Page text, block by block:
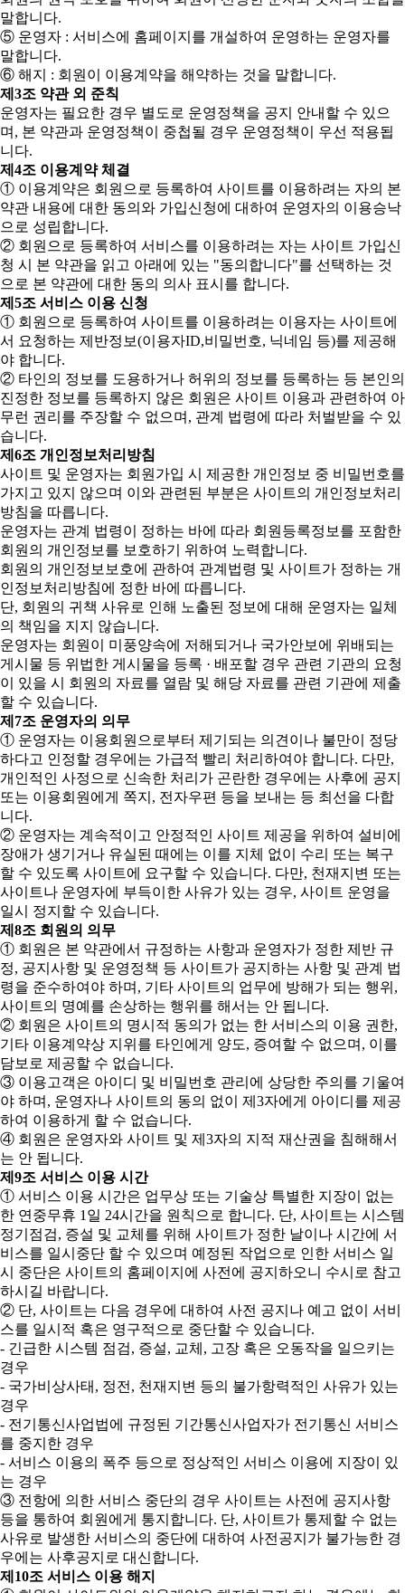
말합니다.
⑤ 운영자 : 서비스에 홈페이지를 개설하여 운영하는 운영자를
말합니다.
⑥ 해지 : 회원이 이용계약을 해약하는 것을 말합니다.
제3조 약관 외 준칙
운영자는 필요한 경우 별도로 운영정책을 공지 안내할 수 있으
며, 본 약관과 운영정책이 중첩될 경우 운영정책이 우선 적용됩
니다.
제4조 이용계약 체결
① 이용계약은 회원으로 등록하여 사이트를 이용하려는 자의 본
약관 내용에 대한 동의와 가입신청에 대하여 운영자의 이용승낙
으로 성립합니다.
② 회원으로 등록하여 서비스를 이용하려는 자는 사이트 가입신
청 시 본 약관을 읽고 아래에 있는 "동의합니다"를 선택하는 것
으로 본 약관에 대한 동의 의사 표시를 합니다.
제5조 서비스 이용 신청
① 회원으로 등록하여 사이트를 이용하려는 이용자는 사이트에
서 요청하는 제반정보(이용자ID,비밀번호, 닉네임 등)를 제공해
야 합니다.
② 타인의 정보를 도용하거나 허위의 정보를 등록하는 등 본인의
진정한 정보를 등록하지 않은 회원은 사이트 이용과 관련하여 아
무런 권리를 주장할 수 없으며, 관계 법령에 따라 처벌받을 수 있
습니다.
제6조 개인정보처리방침
사이트 및 운영자는 회원가입 시 제공한 개인정보 중 비밀번호를
가지고 있지 않으며 이와 관련된 부분은 사이트의 개인정보처리
방침을 따릅니다.
운영자는 관계 법령이 정하는 바에 따라 회원등록정보를 포함한
회원의 개인정보를 보호하기 위하여 노력합니다.
회원의 개인정보보호에 관하여 관계법령 및 사이트가 정하는 개
인정보처리방침에 정한 바에 따릅니다.
단, 회원의 귀책 사유로 인해 노출된 정보에 대해 운영자는 일체
의 책임을 지지 않습니다.
운영자는 회원이 미풍양속에 저해되거나 국가안보에 위배되는
게시물 등 위법한 게시물을 등록 · 배포할 경우 관련 기관의 요청
이 있을 시 회원의 자료를 열람 및 해당 자료를 관련 기관에 제출
할 수 있습니다.
제7조 운영자의 의무
① 운영자는 이용회원으로부터 제기되는 의견이나 불만이 정당
하다고 인정할 경우에는 가급적 빨리 처리하여야 합니다. 다만,
개인적인 사정으로 신속한 처리가 곤란한 경우에는 사후에 공지
또는 이용회원에게 쪽지, 전자우편 등을 보내는 등 최선을 다합
니다.
② 운영자는 계속적이고 안정적인 사이트 제공을 위하여 설비에
장애가 생기거나 유실된 때에는 이를 지체 없이 수리 또는 복구
할 수 있도록 사이트에 요구할 수 있습니다. 다만, 천재지변 또는
사이트나 운영자에 부득이한 사유가 있는 경우, 사이트 운영을
일시 정지할 수 있습니다.
제8조 회원의 의무
① 회원은 본 약관에서 규정하는 사항과 운영자가 정한 제반 규
정, 공지사항 및 운영정책 등 사이트가 공지하는 사항 및 관계 법
령을 준수하여야 하며, 기타 사이트의 업무에 방해가 되는 행위,
사이트의 명예를 손상하는 행위를 해서는 안 됩니다.
② 회원은 사이트의 명시적 동의가 없는 한 서비스의 이용 권한,
기타 이용계약상 지위를 타인에게 양도, 증여할 수 없으며, 이를
담보로 제공할 수 없습니다.
③ 이용고객은 아이디 및 비밀번호 관리에 상당한 주의를 기울여
야 하며, 운영자나 사이트의 동의 없이 제3자에게 아이디를 제공
하여 이용하게 할 수 없습니다.
④ 회원은 운영자와 사이트 및 제3자의 지적 재산권을 침해해서
는 안 됩니다.
제9조 서비스 이용 시간
① 서비스 이용 시간은 업무상 또는 기술상 특별한 지장이 없는
한 연중무휴 1일 24시간을 원칙으로 합니다. 단, 사이트는 시스템
정기점검, 증설 및 교체를 위해 사이트가 정한 날이나 시간에 서
비스를 일시중단 할 수 있으며 예정된 작업으로 인한 서비스 일
시 중단은 사이트의 홈페이지에 사전에 공지하오니 수시로 참고
하시길 바랍니다.
② 단, 사이트는 다음 경우에 대하여 사전 공지나 예고 없이 서비
스를 일시적 혹은 영구적으로 중단할 수 있습니다.
- 긴급한 시스템 점검, 증설, 교체, 고장 혹은 오동작을 일으키는
경우
- 국가비상사태, 정전, 천재지변 등의 불가항력적인 사유가 있는
경우
- 전기통신사업법에 규정된 기간통신사업자가 전기통신 서비스
를 중지한 경우
- 서비스 이용의 폭주 등으로 정상적인 서비스 이용에 지장이 있
는 경우
③ 전항에 의한 서비스 중단의 경우 사이트는 사전에 공지사항
등을 통하여 회원에게 통지합니다. 단, 사이트가 통제할 수 없는
사유로 발생한 서비스의 중단에 대하여 사전공지가 불가능한 경
우에는 사후공지로 대신합니다.
제10조 서비스 이용 해지